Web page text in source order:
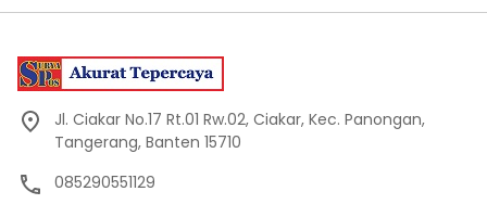
Jl. Ciakar No.17 Rt.01 Rw.02, Ciakar, Kec. Panongan,
Tangerang, Banten 15710
085290551129